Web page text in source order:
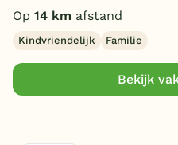
Op 14 km afstand
Kindvriendelijk Familie
Bekijk